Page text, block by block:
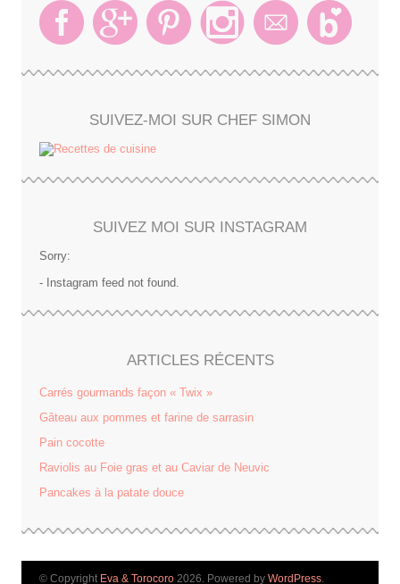
SUIVEZ-MOI SUR CHEF SIMON
SUIVEZ MOI SUR INSTAGRAM
Sorry:
- Instagram feed not found.
ARTICLES RÉCENTS
Carrés gourmands façon « Twix »
Gâteau aux pommes et farine de sarrasin
Pain cocotte
Raviolis au Foie gras et au Caviar de Neuvic
Pancakes à la patate douce
© Copyright Eva & Torocoro 2026. Powered by WordPress